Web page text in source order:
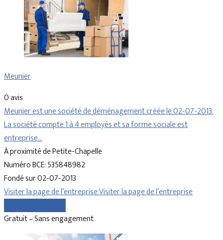
Meunier
0 avis
Meunier est une société de déménagement créée le 02-07-2013.
La société compte 1 à 4 employés et sa forme sociale est
entreprise…
À proximité de Petite-Chapelle
Numéro BCE: 535848982
Fondé sur 02-07-2013
Visiter la page de l’entrepriseVisiter la page de l’entreprise
Gratuit – Sans engagement